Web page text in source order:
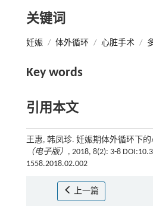
关键词
妊娠 / 体外循环 / 心脏手术 /
Key words
引用本文
王惠, 韩凤珍. 妊娠期体外循环下的
（电子版） , 2018, 8(2): 3-8
1558.2018.02.002
上一篇